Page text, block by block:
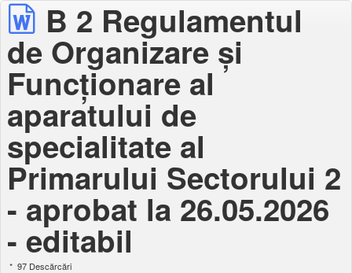
B 2 Regulamentul
de Organizare şi
Funcţionare al
aparatului de
specialitate al
Primarului Sectorului 2
- aprobat la 26.05.2026
- editabil
97 Descărcări